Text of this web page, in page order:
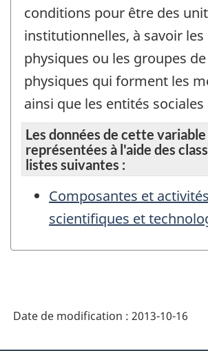
conditions pour être des
institutionnelles, à savoir
physiques ou les groupes
physiques qui forment les
ainsi que les entités sociales
Les données de cette
représentées à l'aide des
listes suivantes :
Composantes et activités
scientifiques et
Date de modification : 2013-10-16